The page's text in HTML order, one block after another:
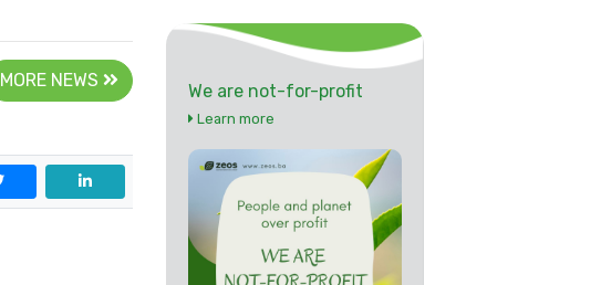
MORE NEWS
We are not-for-profit
Learn more